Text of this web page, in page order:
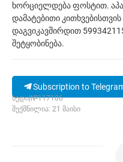
ხორციელდება ფოსტით.
დამატებითი კითხვებისთვის
დაგვიკავშირდით
შეტყობინება.
Subscription to
ხედი|№117106
შექმნილია: 21 მაისი